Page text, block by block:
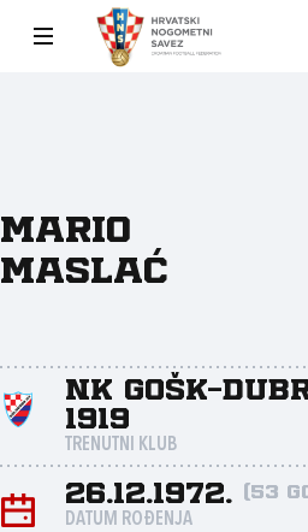
Mario
Maslać
NK GOŠK-
1919
TRENUTNI KLUB
26.12.1972. (53
DATUM ROĐENJA